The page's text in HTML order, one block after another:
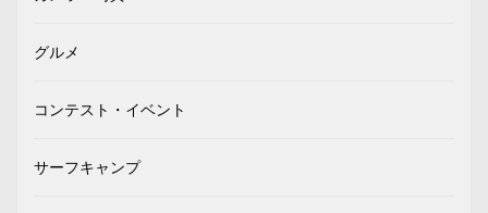
グルメ
コンテスト・イベント
サーフキャンプ